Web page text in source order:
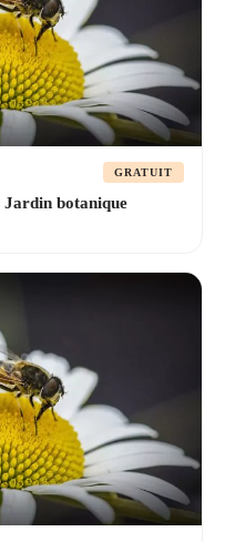
GRATUIT
botanique